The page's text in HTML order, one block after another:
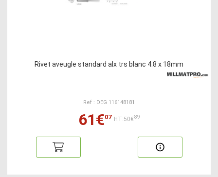
Rivet aveugle standard alx trs blanc 4.8 x 18mm
Ref : DEG 116148181
61€07 HT:50€89